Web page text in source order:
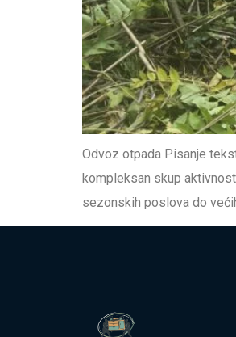
Odvoz otpada Pisanje
kompleksan skup
sezonskih poslova do